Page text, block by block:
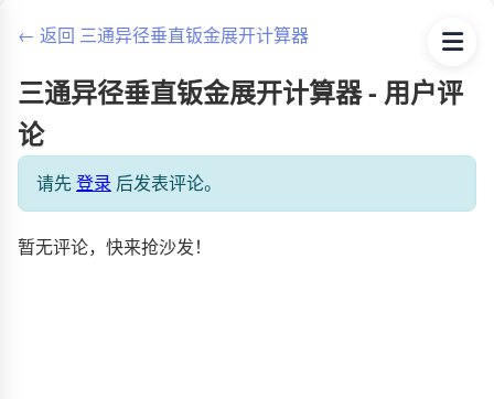
← 返回 三通异径垂直钣金展开计算器
三通异径垂直钣金展开计算器 - 用户评
论
请先登录 后发表评论。
暂无评论，快来抢沙发！